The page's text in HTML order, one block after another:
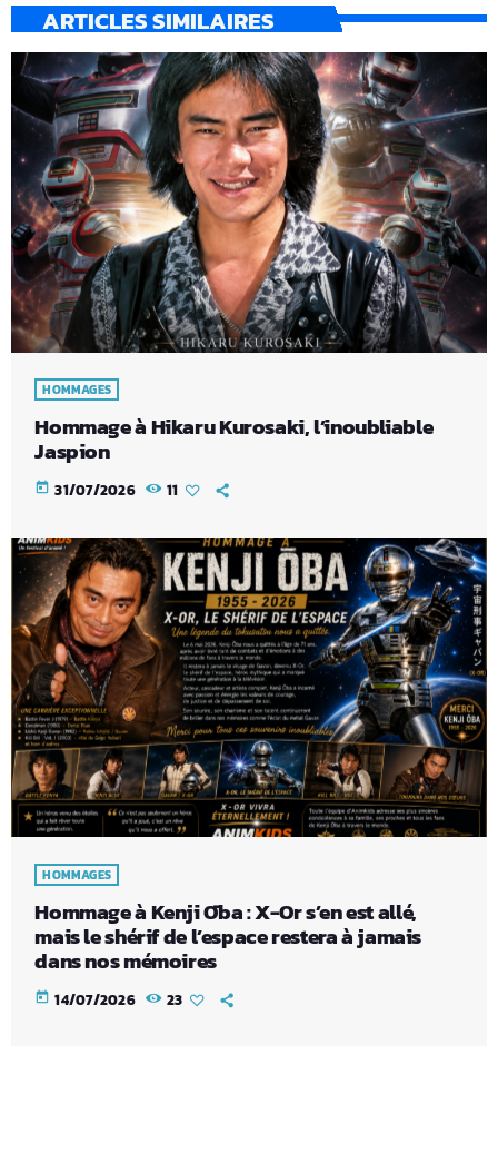
ARTICLES SIMILAIRES
HOMMAGES
Hommage à Hikaru Kurosaki, l’inoubliable
Jaspion
today 31/07/2026 11
HOMMAGES
Hommage à Kenji Ōba : X-Or s’en est allé,
mais le shérif de l’espace restera à jamais
dans nos mémoires
today 14/07/2026 23